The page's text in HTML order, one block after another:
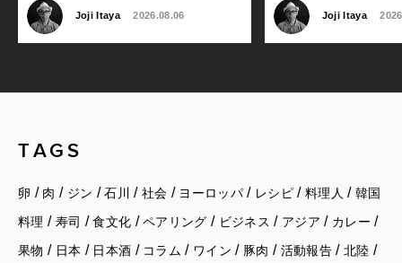
Joji Itaya 2026.08.06 Joji Itaya
TAGS
卵 / 肉 / ジン /石川 / 社会 / ヨーロッパ / レシピ/ 料理人 / 韓国
料理 / 寿司 /食文化 /ペアリング / ビジネス / アジア / カレー /
果物 / 日本 / 日本酒 / コラム / ワイン / 豚肉 / 活動報告/ 北陸 /